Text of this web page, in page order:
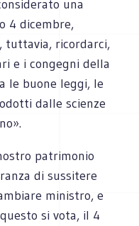
una
4 dicembre,
tuttavia, ricordarci,
e i congegni della
le buone leggi, le
dalle scienze
patrimonio
di sussitere
ministro, e
si vota, il 4